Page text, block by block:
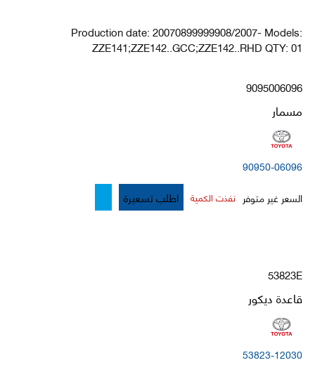
Production date: 20070899999908/2007- Models:
ZZE141;ZZE142..GCC;ZZE142..RHD QTY: 01
9095006096
مسمار
90950-06096
السعر غير متوفر نفذت الكمية اطلب تسعيرة
53823E
قاعدة ديكور
53823-12030